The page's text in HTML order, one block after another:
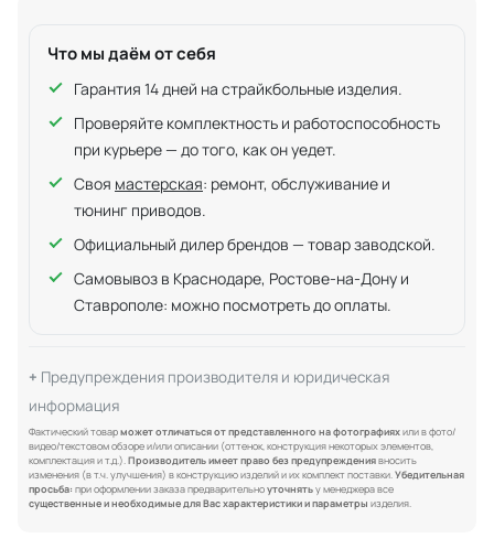
Что мы даём от себя
Гарантия 14 дней на страйкбольные изделия.
Проверяйте комплектность и работоспособность
при курьере — до того, как он уедет.
Своя мастерская: ремонт, обслуживание и
тюнинг приводов.
Официальный дилер брендов — товар заводской.
Самовывоз в Краснодаре, Ростове-на-Дону и
Ставрополе: можно посмотреть до оплаты.
Предупреждения производителя и юридическая
информация
Фактический товарможет отличаться от представленного на фотографияхили в фото/
видео/текстовом обзоре и/или описании (оттенок, конструкция некоторых элементов,
комплектация и т.д.).Производитель имеет право без предупреждениявносить
изменения (в т.ч. улучшения) в конструкцию изделий и их комплект поставки.Убедительная
просьба: при оформлении заказа предварительноуточнятьу менеджера все
существенные и необходимые для Вас характеристики и параметры изделия.